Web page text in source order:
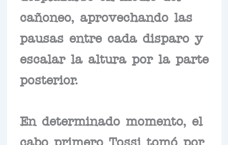
cañoneo, aprovechando las
pausas entre cada disparo y
escalar la altura por la parte
posterior.
En determinado momento, el
cabo primero Tossi tomó por